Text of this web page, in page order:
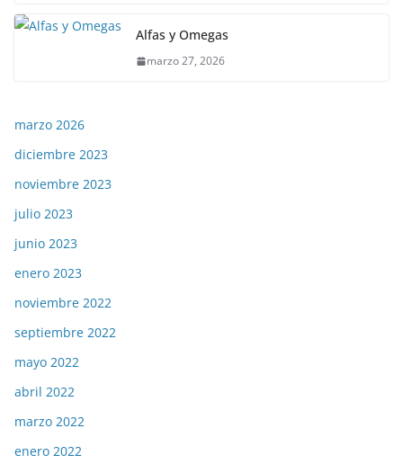
Alfas y Omegas
marzo 27, 2026
marzo 2026
diciembre 2023
noviembre 2023
julio 2023
junio 2023
enero 2023
noviembre 2022
septiembre 2022
mayo 2022
abril 2022
marzo 2022
enero 2022